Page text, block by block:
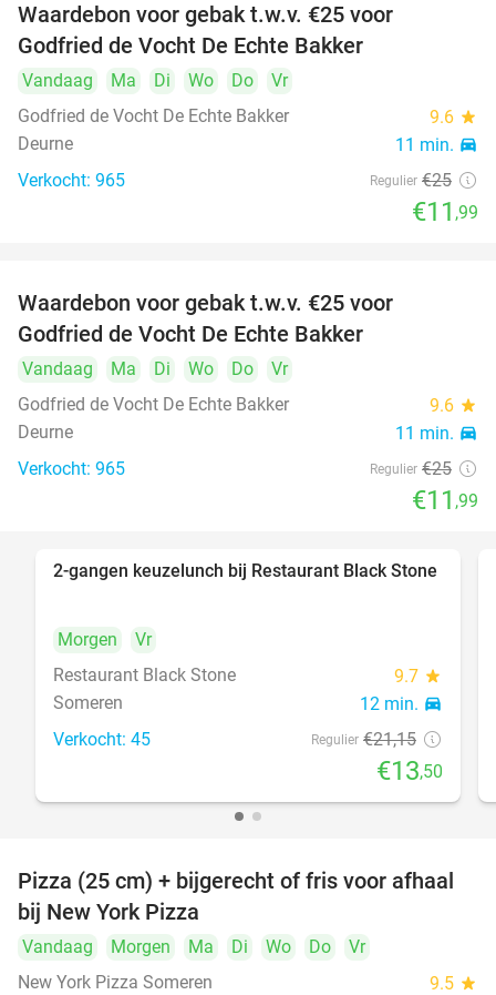
Waardebon voor gebak t.w.v. €25 voor
Godfried de Vocht De Echte Bakker
Vandaag Ma Di Wo Do
Vr
Godfried de Vocht De Echte Bakker
9.6 star
Deurne 11 min. directions_car
Verkocht: 965 Regulier €25
€11 ,99
Waardebon voor gebak t.w.v. €25 voor
Godfried de Vocht De Echte Bakker
Vandaag Ma Di Wo Do
Vr
Godfried de Vocht De Echte Bakker
9.6 star
Deurne 11 min. directions_car
Verkocht: 965 Regulier €25
€11 ,99
36%
2-gangen keuzelunch bij Restaurant Black Stone
Morgen
Vr
Restaurant Black Stone
9.7 star
Someren 12 min. directions_car
Verkocht: 45 Regulier €21,15
€13,50
60%
Pizza (25 cm) + bijgerecht of fris voor afhaal
bij New York Pizza
Vandaag Morgen Ma Di Wo Do
Vr
New York Pizza Someren
9.5 star